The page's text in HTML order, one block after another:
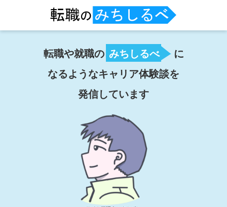
転職や就職の みちしるべ
に
なるようなキャリア体験談を
発信しています